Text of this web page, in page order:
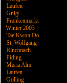
Laufen
Gnigl
Frankenmarkt
Winter 2003
Tae Kwon Do
St. Wolfgang
Rinchnach
Piding
Maria Alm
Laufen
Golling